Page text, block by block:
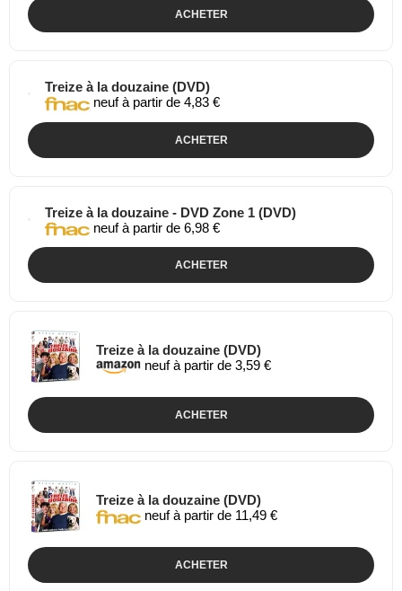
ACHETER
Treize à la douzaine (DVD)
neuf à partir de 4,83 €
ACHETER
Treize à la douzaine - DVD Zone 1 (DVD)
neuf à partir de 6,98 €
ACHETER
Treize à la douzaine (DVD)
neuf à partir de 3,59 €
ACHETER
Treize à la douzaine (DVD)
neuf à partir de 11,49 €
ACHETER